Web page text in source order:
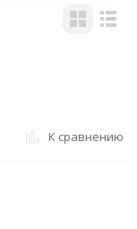
К сравнению